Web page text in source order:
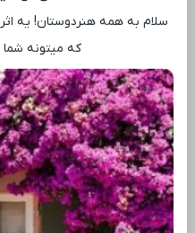
سلام به همه هنردوستان! یه
که میتونه